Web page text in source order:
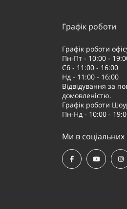
Графік роботи
Графік роботи
Пн-Пт - 10:00 -
Сб - 11:00 - 16:00
Нд - 11:00 - 16:00
Відвідування за
домовленістю.
Графік роботи
Пн-Нд - 10:00 -
Ми в